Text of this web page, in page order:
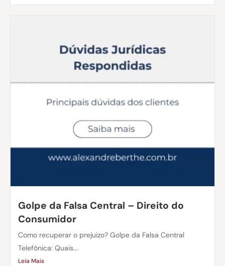
Golpe da Falsa Central – Direito do
Consumidor
Como recuperar o prejuizo? Golpe da Falsa Central
Telefônica: Quais...
Leia Mais